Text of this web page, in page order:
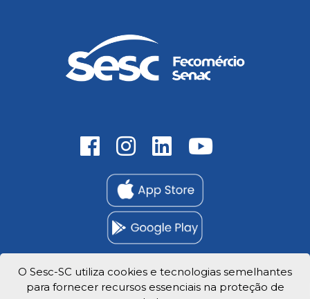
Trabalhe Conosco
O Sesc-SC utiliza cookies e tecnologias semelhantes
para fornecer recursos essenciais na proteção de